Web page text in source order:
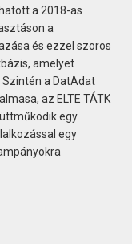
a 2018-as
a
és ezzel szoros
amelyet
Szintén a DatAdat
az ELTE TÁTK
egy
egy